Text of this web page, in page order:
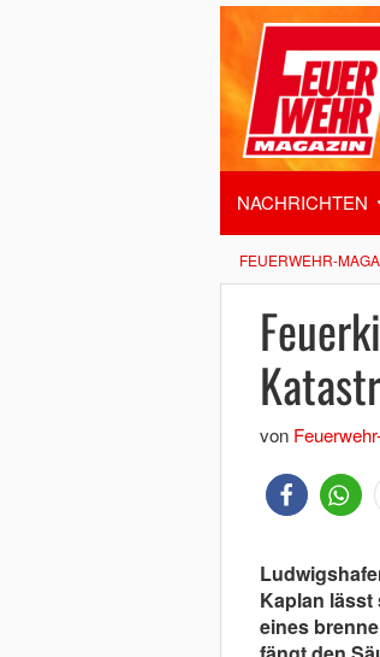
NACHRICHTEN
FEUERWEHR-
von
Kaplan lässt
eines